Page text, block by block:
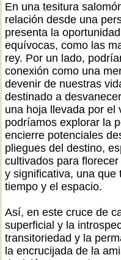
En una tesitura
relación desde una
presenta la
equívocas, como las
rey. Por un lado,
conexión como una
devenir de nuestras
destinado a
una hoja llevada por el
podríamos explorar la
encierre potenciales
pliegues del destino,
cultivados para
y significativa, una que
tiempo y el espacio.
Así, en este cruce de
superficial y la
transitoriedad y la
la encrucijada de la